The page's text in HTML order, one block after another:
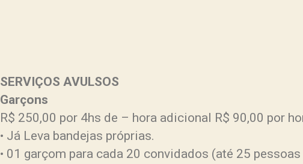
SERVIÇOS AVULSOS
Garçons
R$ 250,00 por 4hs de – hora adicional R$ 90,00 por
• Já Leva bandejas próprias.
• 01 garçom para cada 20 convidados (até 25 pessoas